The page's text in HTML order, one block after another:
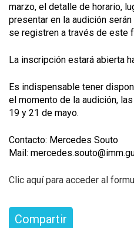
marzo, el detalle de horario,
presentar en la audición
se registren a través de este
La inscripción estará abierta
Es indispensable tener
el momento de la audición,
19 y 21 de mayo.
Contacto: Mercedes Souto
Mail:
Clic aquí para acceder al
Compartir